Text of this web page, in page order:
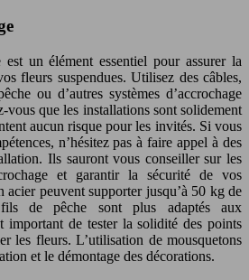
est un élément essentiel pour assurer la
fleurs suspendues. Utilisez des câbles,
ou d’autres systèmes d’accrochage
vous que les installations sont solidement
aucun risque pour les invités. Si vous
n’hésitez pas à faire appel à des
Ils sauront vous conseiller sur les
et garantir la sécurité de vos
acier peuvent supporter jusqu’à 50 kg de
de pêche sont plus adaptés aux
important de tester la solidité des points
les fleurs. L’utilisation de mousquetons
et le démontage des décorations.